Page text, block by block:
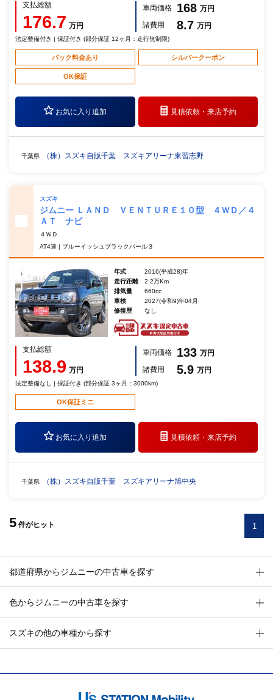
支払総額
176.7 万円
車両価格 168 万円
諸費用
8.7 万円
法定整備付き | 保証付き (部分保証 12ヶ月：走行無制限)
パック料金あり シルバークーポン
OK保証
お気に入り追加 見積依頼・来店予約
千葉県 （株）スズキ自販千葉 スズキアリーナ東習志野
スズキ
ジムニー ＬＡＮＤ ＶＥＮＴＵＲＥ１０型 ４ＷＤ／４
ＡＴ ナビ
４ＷＤ
AT4速 | ブルーイッシュブラックパール３
年式
2016(平成28)年
走行距離
2.2万Km
排気量
660cc
車検
2027(令和9)年04月
修復歴
なし
支払総額
138.9 万円
車両価格 133 万円
諸費用
5.9 万円
法定整備なし | 保証付き (部分保証 3ヶ月：3000km)
OK保証ミニ
お気に入り追加 見積依頼・来店予約
千葉県 （株）スズキ自販千葉 スズキアリーナ旭中央
5 件がヒット 1
都道府県からジムニーの中古車を探す
色からジムニーの中古車を探す
スズキの他の車種から探す